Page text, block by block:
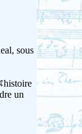
sous
un